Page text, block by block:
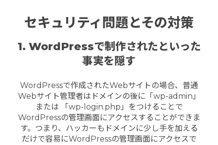
セキュリティ問題とその対策
1. WordPressで制作されたといった
事実を隠す
WordPressで作成されたWebサイトの場合、普通
Webサイト管理者はドメインの後に「wp-admin」
または 「wp-login.php」をつけることで
WordPressの管理画面にアクセスすることができま
す。つまり、ハッカーもドメインに少し手を加える
だけで容易にWordPressの管理画面にアクセスで